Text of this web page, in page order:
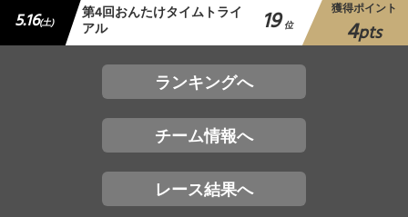
5.16(土) 第4回おんたけタイムトライ
アル 19 位
獲得ポイント
4pts
ランキングへ
チーム情報へ
レース結果へ